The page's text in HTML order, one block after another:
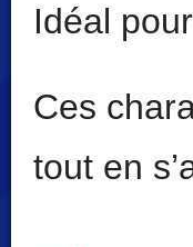
Idéal
Ces
tout en